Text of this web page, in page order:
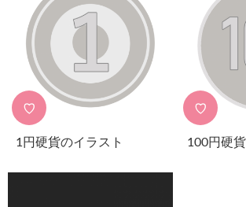
♡
1円硬貨のイラスト
♡
100円硬